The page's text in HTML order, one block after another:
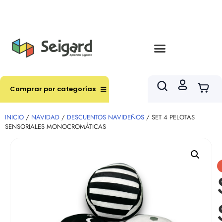
Comprar por categorías
INICIO / NAVIDAD / DESCUENTOS NAVIDEÑOS / SET 4 PELOTAS
SENSORIALES MONOCROMÁTICAS